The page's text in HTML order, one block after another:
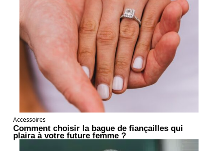
Accessoires
Comment choisir la bague de fiançailles qui
plaira à votre future femme ?